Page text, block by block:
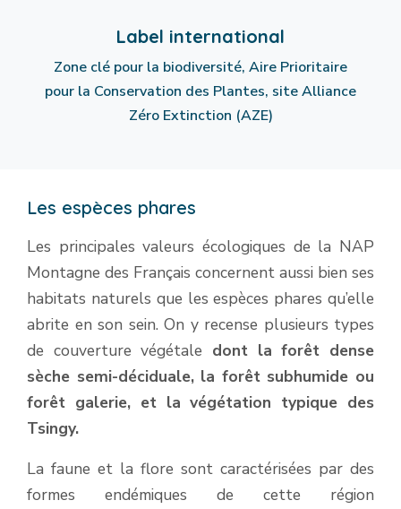
Label international
Zone clé pour la biodiversité, Aire Prioritaire
pour la Conservation des Plantes, site Alliance
Zéro Extinction (AZE)
Les espèces phares
Les principales valeurs écologiques de la NAP
Montagne des Français concernent aussi bien ses
habitats naturels que les espèces phares qu’elle
abrite en son sein. On y recense plusieurs types
de couverture végétale dont la forêt dense
sèche semi-déciduale, la forêt subhumide ou
forêt galerie, et la végétation typique des
Tsingy.
La faune et la flore sont caractérisées par des
formes endémiques de cette région